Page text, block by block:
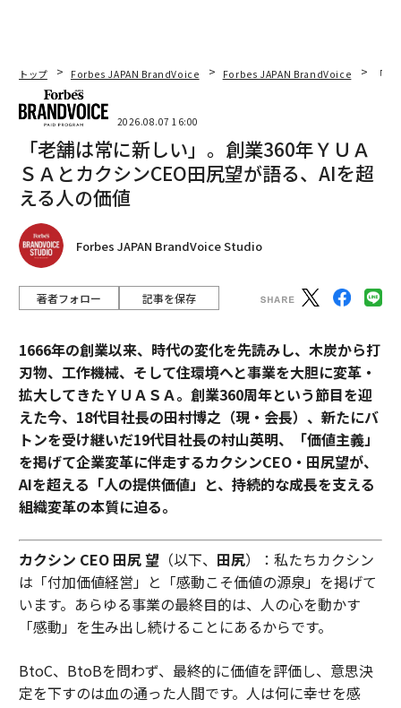
トップ Forbes JAPAN BrandVoice Forbes JAPAN BrandVoice 「
2026.08.07 16:00
「老舗は常に新しい」。創業360年ＹＵＡ
ＳＡとカクシンCEO田尻望が語る、AIを超
える人の価値
Forbes JAPAN BrandVoice Studio
著者フォロー 記事を保存
1666年の創業以来、時代の変化を先読みし、木炭から打
刃物、工作機械、そして住環境へと事業を大胆に変革・
拡大してきたＹＵＡＳＡ。創業360周年という節目を迎
えた今、18代目社長の田村博之（現・会長）、新たにバ
トンを受け継いだ19代目社長の村山英明、「価値主義」
を掲げて企業変革に伴走するカクシンCEO・田尻望が、
AIを超える「人の提供価値」と、持続的な成長を支える
組織変革の本質に迫る。
カクシン CEO 田尻 望（以下、 田尻）：私たちカクシン
は「付加価値経営」と「感動こそ価値の源泉」を掲げて
います。あらゆる事業の最終目的は、人の心を動かす
「感動」を生み出し続けることにあるからです。
BtoC、BtoBを問わず、最終的に価値を評価し、意思決
定を下すのは血の通った人間です。人は何に幸せを感